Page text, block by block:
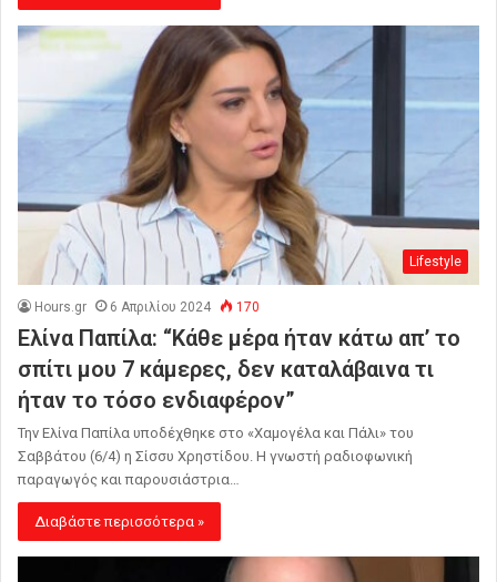
Lifestyle
Hours.gr 6 Απριλίου 2024 170
Ελίνα Παπίλα: “Κάθε μέρα ήταν κάτω απ’ το
σπίτι μου 7 κάμερες, δεν καταλάβαινα τι
ήταν το τόσο ενδιαφέρον”
Την Ελίνα Παπίλα υποδέχθηκε στο «Χαμογέλα και Πάλι» του
Σαββάτου (6/4) η Σίσσυ Χρηστίδου. Η γνωστή ραδιοφωνική
παραγωγός και παρουσιάστρια…
Διαβάστε περισσότερα »